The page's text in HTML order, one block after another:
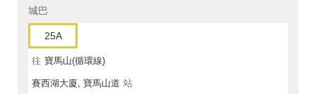
城巴
25A
往 寶馬山(循環線)
賽西湖大廈, 寶馬山道 站